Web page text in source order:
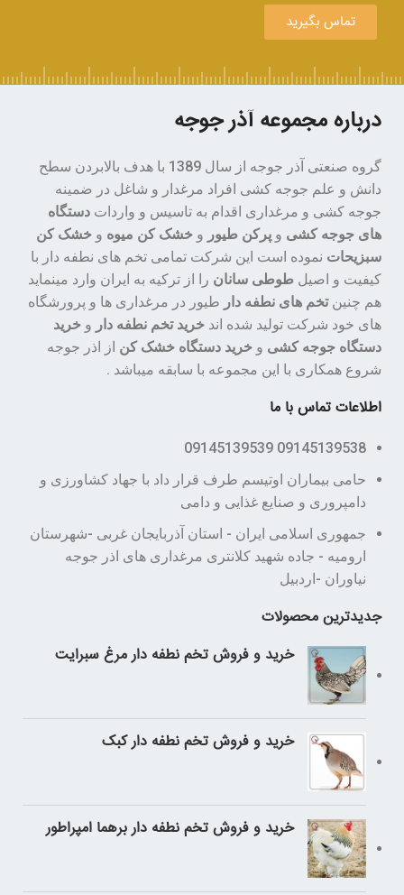
تماس بگیرید
درباره مجموعه آذر جوجه
گروه صنعتی آذر جوجه از سال 1389 با هدف بالابردن سطح
دانش و علم جوجه کشی افراد مرغدار و شاغل در ضمینه
جوجه کشی و مرغداری اقدام به تاسیس و وارداتدستگاه
های جوجه کشی وپرکن طیور وخشک کن میوه وخشک کن
سبزیحات نموده است این شرکت تمامی تخم های نطفه دار با
کیفیت و اصیلطوطی سانان را از ترکیه به ایران وارد مینماید
هم چنینتخم های نطفه دار طیور در مرغداری ها و پرورشگاه
های خود شرکت تولید شده اندخرید تخم نطفه دار وخرید
دستگاه جوجه کشی وخرید دستگاه خشک کن از اذر جوجه
شروع همکاری با این مجموعه با سابقه میباشد .
اطلاعات تماس با ما
09145139538 09145139539
حامی بیماران اوتیسم طرف قرار داد با جهاد کشاورزی و
دامپروری و صنایع غذایی و دامی
جمهوری اسلامی ایران - استان آذربایجان غربی -شهرستان
ارومیه - جاده شهید کلانتری مرغداری های اذر جوجه
نیاوران -اردبیل
جدیدترین محصولات
خرید و فروش تخم نطفه دار مرغ سبرایت
خرید و فروش تخم نطفه دار کبک
خرید و فروش تخم نطفه دار برهما امپراطور